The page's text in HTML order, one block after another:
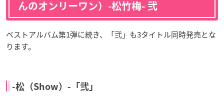
んのオンリーワン）-松竹梅- 弐
ベストアルバム第1弾に続き、「弐」も3タイトル同時発売とな
ります。
-松（Show）-「弐」